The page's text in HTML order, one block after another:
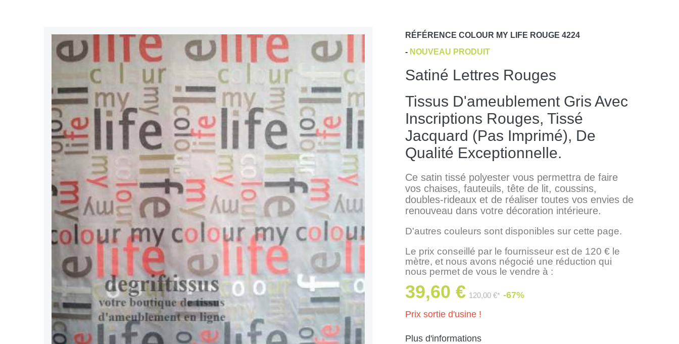
RÉFÉRENCE COLOUR MY LIFE ROUGE 4224
- NOUVEAU PRODUIT
Satiné Lettres Rouges
Tissus D'ameublement Gris Avec
Inscriptions Rouges, Tissé
Jacquard (pas Imprimé), De
Qualité Exceptionnelle.
Ce satin tissé polyester vous permettra de faire
vos chaises, fauteuils, tête de lit, coussins,
doubles-rideaux et de réaliser toutes vos envies de
renouveau dans votre décoration intérieure.
D'autres couleurs sont disponibles sur cette page.
Le prix conseillé par le fournisseur est de 120 € le
mètre, et nous avons négocié une réduction qui
nous permet de vous le vendre à :
39,60 € 120,00 €* -67%
Prix sortie d'usine !
Plus d'informations